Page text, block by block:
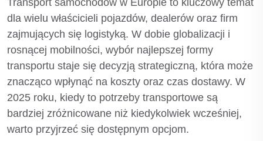
dla wielu właścicieli pojazdów, dealerów oraz firm
zajmujących się logistyką. W dobie globalizacji i
rosnącej mobilności, wybór najlepszej formy
transportu staje się decyzją strategiczną, która może
znacząco wpłynąć na koszty oraz czas dostawy. W
2025 roku, kiedy to potrzeby transportowe są
bardziej zróżnicowane niż kiedykolwiek wcześniej,
warto przyjrzeć się dostępnym opcjom.